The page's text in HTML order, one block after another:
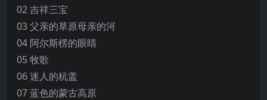
02 吉祥三宝
03 父亲的草原母亲的河
04 阿尔斯楞的眼睛
05 牧歌
06 迷人的杭盖
07 蓝色的蒙古高原